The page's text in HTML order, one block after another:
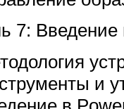
7: Введение
и